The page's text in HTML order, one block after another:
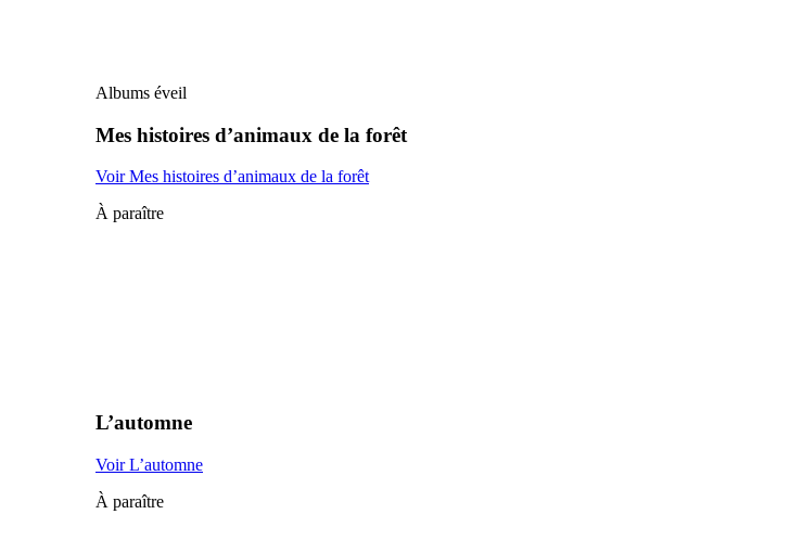
Albums éveil
Mes histoires d’animaux de la forêt
Voir Mes histoires d’animaux de la forêt
À paraître
L’automne
Voir L’automne
À paraître